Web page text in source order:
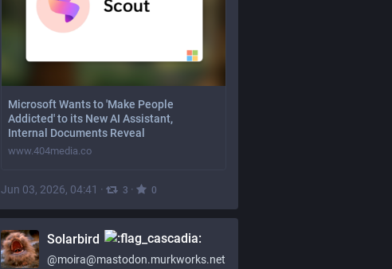
Microsoft Wants to 'Make People
Addicted' to its New AI Assistant,
Internal Documents Reveal
www.404media.co
Jun 03, 2026, 04:41 · 3 · 0
Solarbird
@moira@mastodon.murkworks.net